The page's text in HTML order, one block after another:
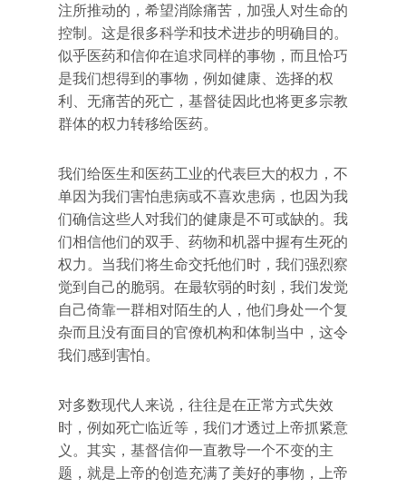
注所推动的，希望消除痛苦，加强人对生命的
控制。这是很多科学和技术进步的明确目的。
似乎医药和信仰在追求同样的事物，而且恰巧
是我们想得到的事物，例如健康、选择的权
利、无痛苦的死亡，基督徒因此也将更多宗教
群体的权力转移给医药。
我们给医生和医药工业的代表巨大的权力，不
单因为我们害怕患病或不喜欢患病，也因为我
们确信这些人对我们的健康是不可或缺的。我
们相信他们的双手、药物和机器中握有生死的
权力。当我们将生命交托他们时，我们强烈察
觉到自己的脆弱。在最软弱的时刻，我们发觉
自己倚靠一群相对陌生的人，他们身处一个复
杂而且没有面目的官僚机构和体制当中，这令
我们感到害怕。
对多数现代人来说，往往是在正常方式失效
时，例如死亡临近等，我们才透过上帝抓紧意
义。其实，基督信仰一直教导一个不变的主
题，就是上帝的创造充满了美好的事物，上帝